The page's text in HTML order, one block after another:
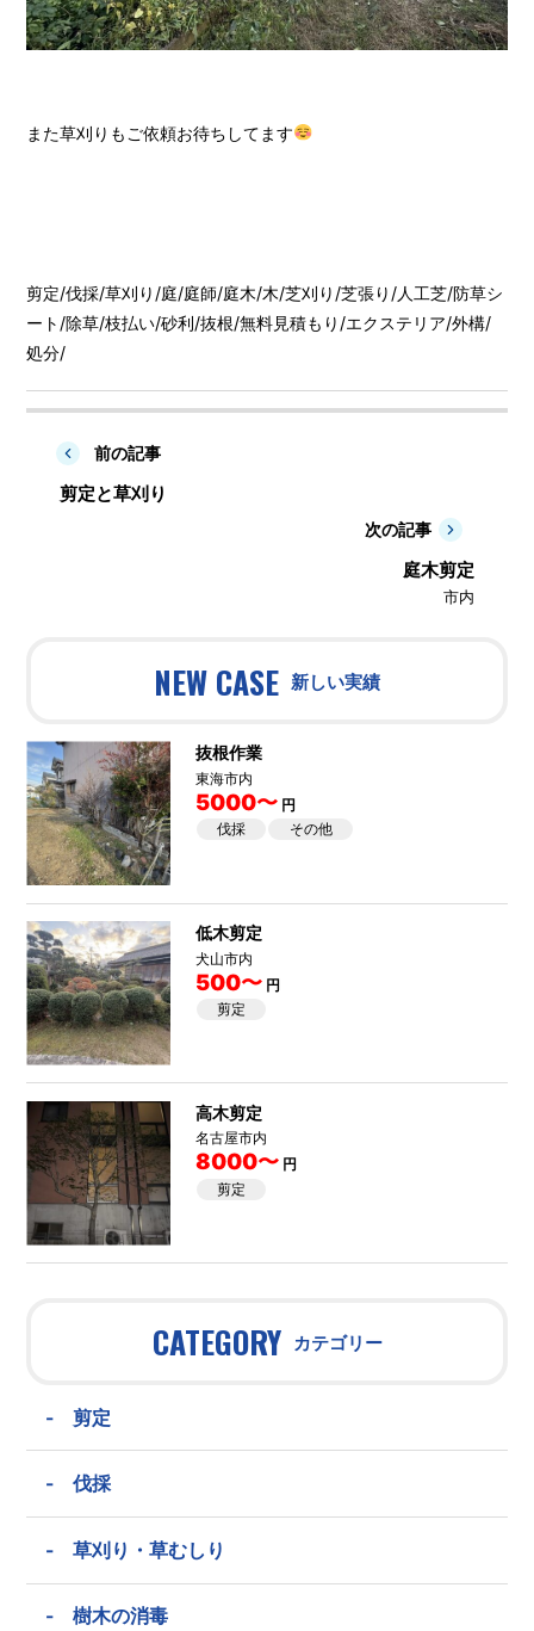
また草刈りもご依頼お待ちしてます
剪定/伐採/草刈り /庭/庭師/庭木/木/芝刈り /芝張り /人工芝/防草シ
ート /除草/枝払い/砂利/抜根/無料見積もり /エクステリア/外構/
処分/
前の記事
剪定と草刈り
次の記事
庭木剪定
市内
NEW CASE 新しい実績
抜根作業
東海市内
5000〜円
伐採 その他
低木剪定
犬山市内
500〜円
剪定
高木剪定
名古屋市内
8000〜円
剪定
CATEGORY カテゴリー
-剪定
-伐採
-草刈り・草むしり
-樹木の消毒